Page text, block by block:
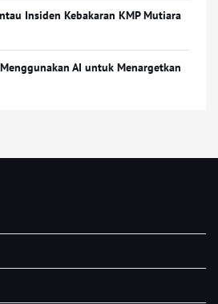
Insiden Kebakaran KMP Mutiara
AI untuk Menargetkan